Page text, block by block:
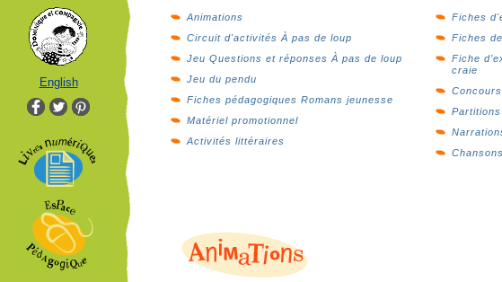
English
Animations
Circuit d'activités À pas de loup
Jeu Questions et réponses À pas de loup
Jeu du pendu
Fiches pédagogiques Romans jeunesse
Matériel promotionnel
Activités littéraires
Fiches
Fiches
Fiche
craie
Concours
Chansons